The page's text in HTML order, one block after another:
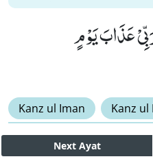
عَذَابَ یَوْمٍ
Kanz ul Iman Kanz ul
Next Ayat